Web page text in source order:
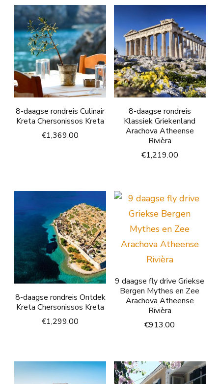
8-daagse rondreis Culinair
Kreta Chersonissos Kreta
€1,369.00
8-daagse rondreis
Klassiek Griekenland
Arachova Atheense
Rivièra
€1,219.00
8-daagse rondreis Ontdek
Kreta Chersonissos Kreta
€1,299.00
9 daagse fly drive Griekse
Bergen Mythes en Zee
Arachova Atheense
Rivièra
€913.00